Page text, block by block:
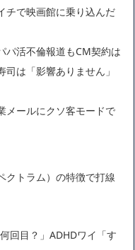
チで映画館に乗り込んだ
パ活不倫報道もCM契約は
司は「影響ありません」
メールにクソ客モードで
クトラム）の特徴で打線
回目？」ADHDワイ「す